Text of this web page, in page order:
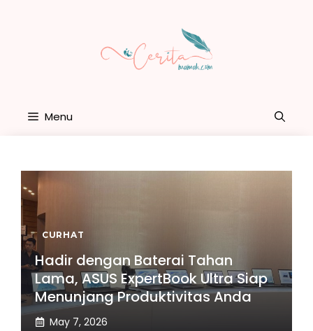
Menu
CURHAT
Hadir dengan Baterai Tahan
Lama, ASUS ExpertBook Ultra Siap
Menunjang Produktivitas Anda
May 7, 2026